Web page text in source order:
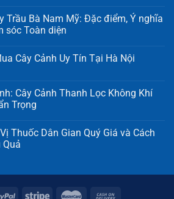
Trầu Bà Nam Mỹ: Đặc điểm, Ý nghĩa
sóc Toàn diện
Cây Cảnh Uy Tín Tại Hà Nội
Cây Cảnh Thanh Lọc Không Khí
Trọng
Thuốc Dân Gian Quý Giá và Cách
Quả